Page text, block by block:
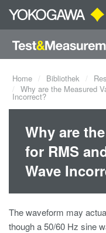
Home Bibliothek
Why are the Measured
Incorrect?
Why are
for RMS
Wave
The waveform may
though a 50/60 Hz sine